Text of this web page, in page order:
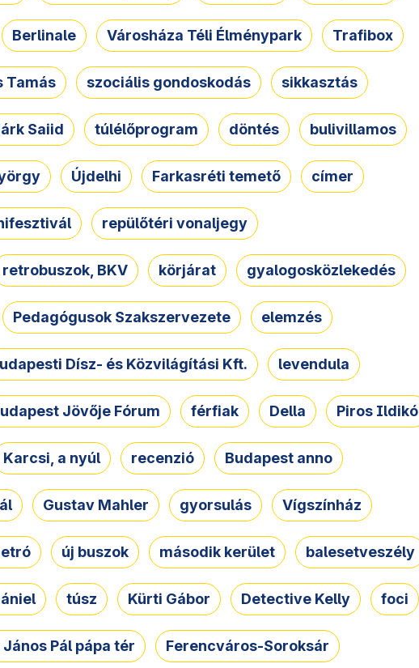
Berlinale Városháza Téli Élménypark Trafibox
Tamás szociális gondoskodás sikkasztás
Saiid túlélőprogram döntés bulivillamos
Újdelhi Farkasréti temető címer
repülőtéri vonaljegy
retrobuszok, BKV körjárat gyalogosközlekedés
Pedagógusok Szakszervezete elemzés
Dísz- és Közvilágítási Kft. levendula
Jövője Fórum férfiak Della Piros Ildikó
Karcsi, a nyúl recenzió Budapest anno
Gustav Mahler gyorsulás Vígszínház
új buszok második kerület balesetveszély
túsz Kürti Gábor Detective Kelly foci
Pál pápa tér Ferencváros-Soroksár